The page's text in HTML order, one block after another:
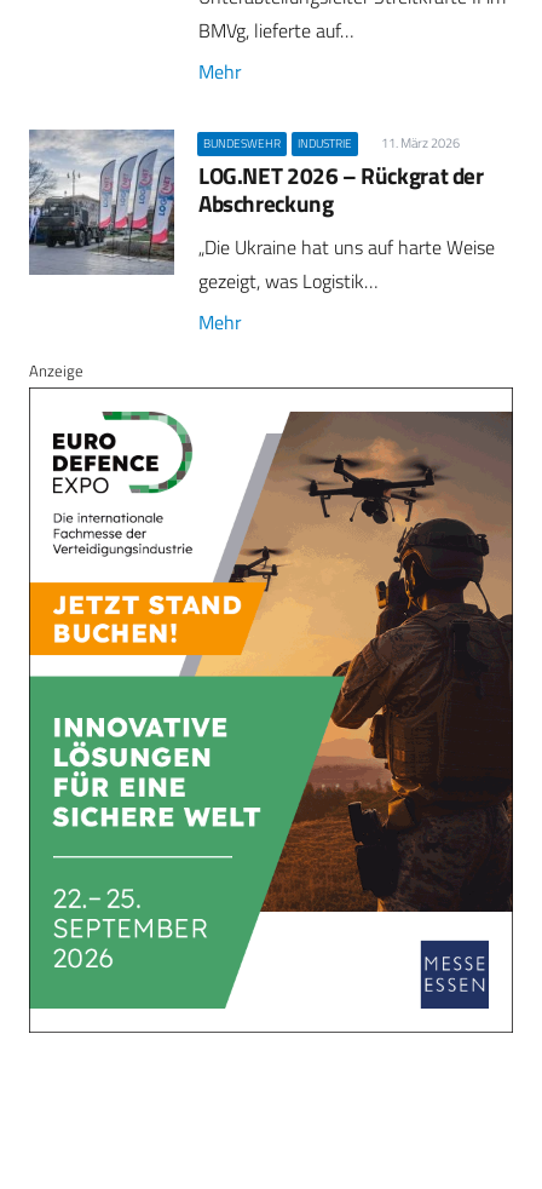
BMVg, lieferte auf…
Mehr
BUNDESWEHR INDUSTRIE 11. März 2026
LOG.NET 2026 – Rückgrat der
Abschreckung
„Die Ukraine hat uns auf harte Weise
gezeigt, was Logistik…
Mehr
Anzeige